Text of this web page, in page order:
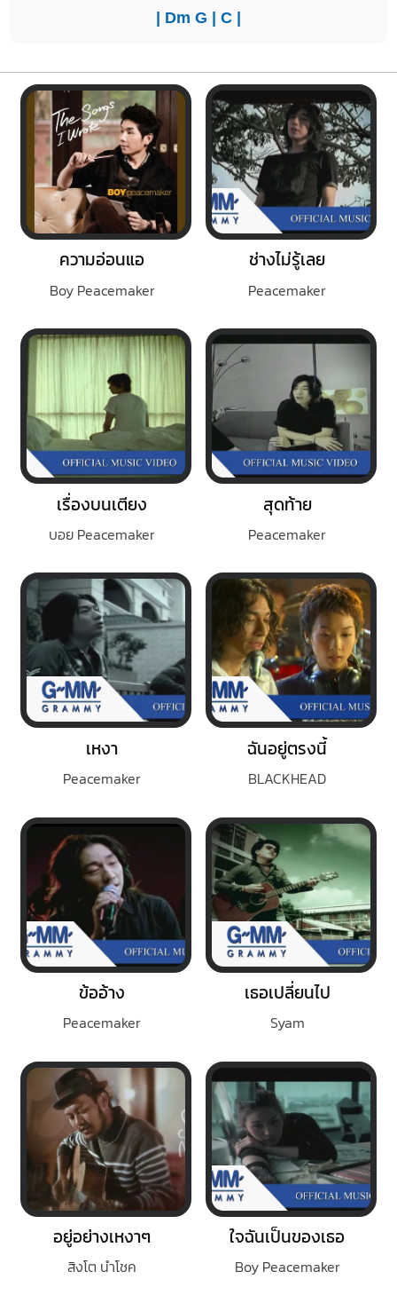
| Dm G | C |
ความอ่อนแอ
Boy Peacemaker
ช่างไม่รู้เลย
Peacemaker
เรื่องบนเตียง
บอย Peacemaker
สุดท้าย
Peacemaker
เหงา
Peacemaker
ฉันอยู่ตรงนี้
BLACKHEAD
ข้ออ้าง
Peacemaker
เธอเปลี่ยนไป
Syam
อยู่อย่างเหงาๆ
สิงโต นำโชค
ใจฉันเป็นของเธอ
Boy Peacemaker